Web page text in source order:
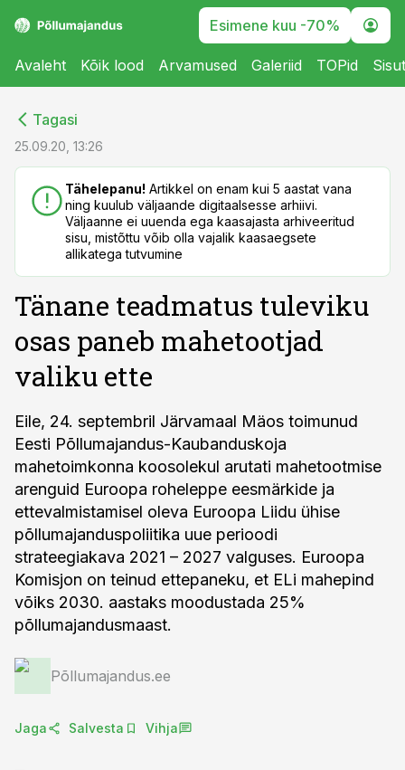
Esimene kuu -70%
Avaleht Kõik lood Arvamused Galeriid TOPid
Tagasi
25.09.20, 13:26
Tähelepanu! Artikkel on enam kui 5 aastat vana
ning kuulub väljaande digitaalsesse arhiivi.
Väljaanne ei uuenda ega kaasajasta arhiveeritud
sisu, mistõttu võib olla vajalik kaasaegsete
allikatega tutvumine
Tänane teadmatus tuleviku
osas paneb mahetootjad
valiku ette
Eile, 24. septembril Järvamaal Mäos toimunud
Eesti Põllumajandus-Kaubanduskoja
mahetoimkonna koosolekul arutati mahetootmise
arenguid Euroopa roheleppe eesmärkide ja
ettevalmistamisel oleva Euroopa Liidu ühise
põllumajanduspoliitika uue perioodi
strateegiakava 2021 – 2027 valguses. Euroopa
Komisjon on teinud ettepaneku, et ELi mahepind
võiks 2030. aastaks moodustada 25%
põllumajandusmaast.
Põllumajandus.ee
Jaga Salvesta Vihja